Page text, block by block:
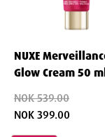
Oleic/Linoleic/
Caprylate, Rosa
Citric Acid, Benzyl
NUXE
Glow Cream 50
NOK 539.00
NOK 399.00